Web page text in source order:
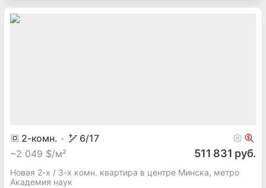
2-комн. 6/17
~2 049 $/м² 511 831 руб.
Новая 2-х / 3-х комн. квартира в центре Минска, метро
Академия наук